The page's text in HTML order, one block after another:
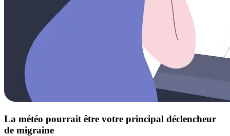
La météo pourrait être votre principal déclencheur
de migraine